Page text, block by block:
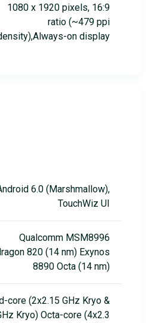
1080 x 1920 pixels, 16:9
ratio (~479 ppi
on display
6.0 (Marshmallow),
TouchWiz UI
Qualcomm MSM8996
820 (14 nm) Exynos
8890 Octa (14 nm)
core (2x2.15 GHz Kryo &
Kryo) Octa-core (4x2.3